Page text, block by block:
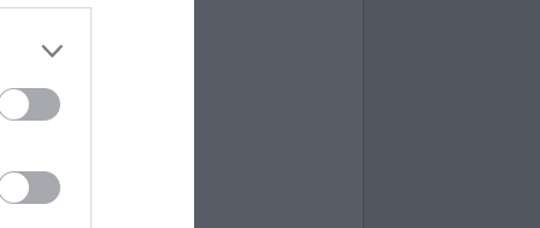
Respuestas Apensar
100 pics cheats
4 bilder 1 wort lösungen
4 images 1 mot
helper.com